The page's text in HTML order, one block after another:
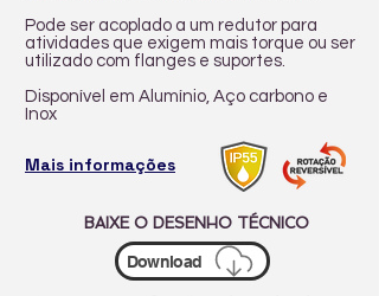
Pode ser acoplado a um redutor para
atividades que exigem mais torque ou ser
utilizado com flanges e suportes.
Disponível em Alumínio, Aço carbono e
Inox
Mais informações
BAIXE O DESENHO TÉCNICO
Download